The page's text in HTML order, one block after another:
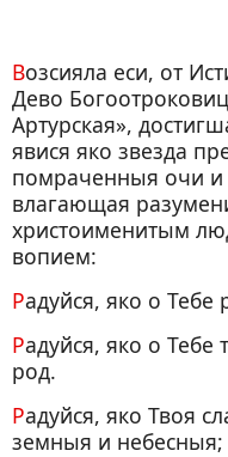
Возсияла еси, от Истиннаго Солнца правды,
Дево
Артурская»,
явися яко звезда
помраченныя очи и
влагающая
христоименитым
вопием:
Радуйся, яко о
Радуйся, яко о Тебе торжествует человеческий
род.
Радуйся, яко Твоя слава превосходит похвалы
земныя и небесныя;